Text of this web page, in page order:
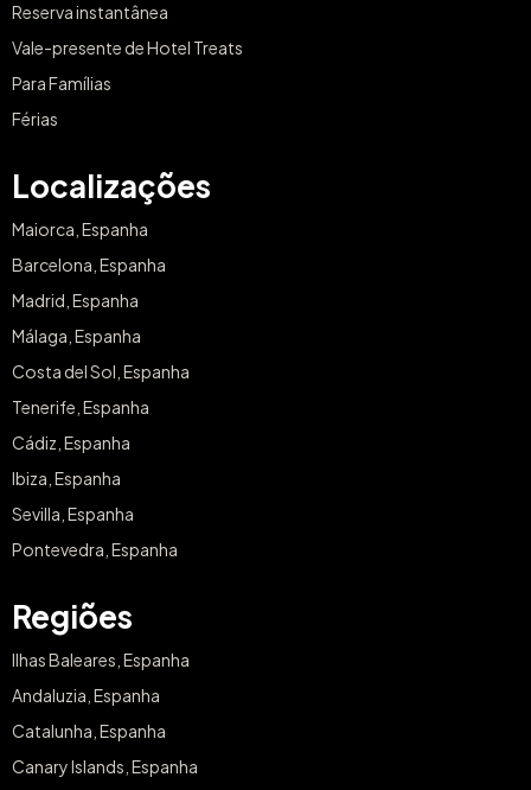
Reserva instantânea
Vale-presente de Hotel Treats
Para Famílias
Férias
Localizações
Maiorca, Espanha
Barcelona, Espanha
Madrid, Espanha
Málaga, Espanha
Costa del Sol, Espanha
Tenerife, Espanha
Cádiz, Espanha
Ibiza, Espanha
Sevilla, Espanha
Pontevedra, Espanha
Regiões
Ilhas Baleares, Espanha
Andaluzia, Espanha
Catalunha, Espanha
Canary Islands, Espanha